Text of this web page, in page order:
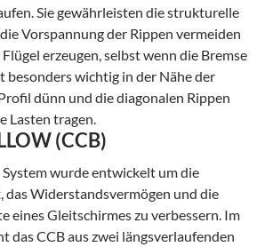
Sie gewährleisten die strukturelle
Vorspannung der Rippen vermeiden
erzeugen, selbst wenn die Bremse
besonders wichtig in der Nähe der
dünn und die diagonalen Rippen
Lasten tragen.
(CCB)
wurde entwickelt um die
Widerstandsvermögen und die
eines Gleitschirmes zu verbessern. Im
das CCB aus zwei längsverlaufenden